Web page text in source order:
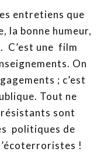
entretiens que
la bonne humeur,
C’est une film
On
; c’est
Tout ne
résistants sont
politiques de
!